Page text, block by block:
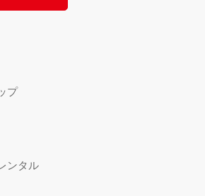
プ
ンタル